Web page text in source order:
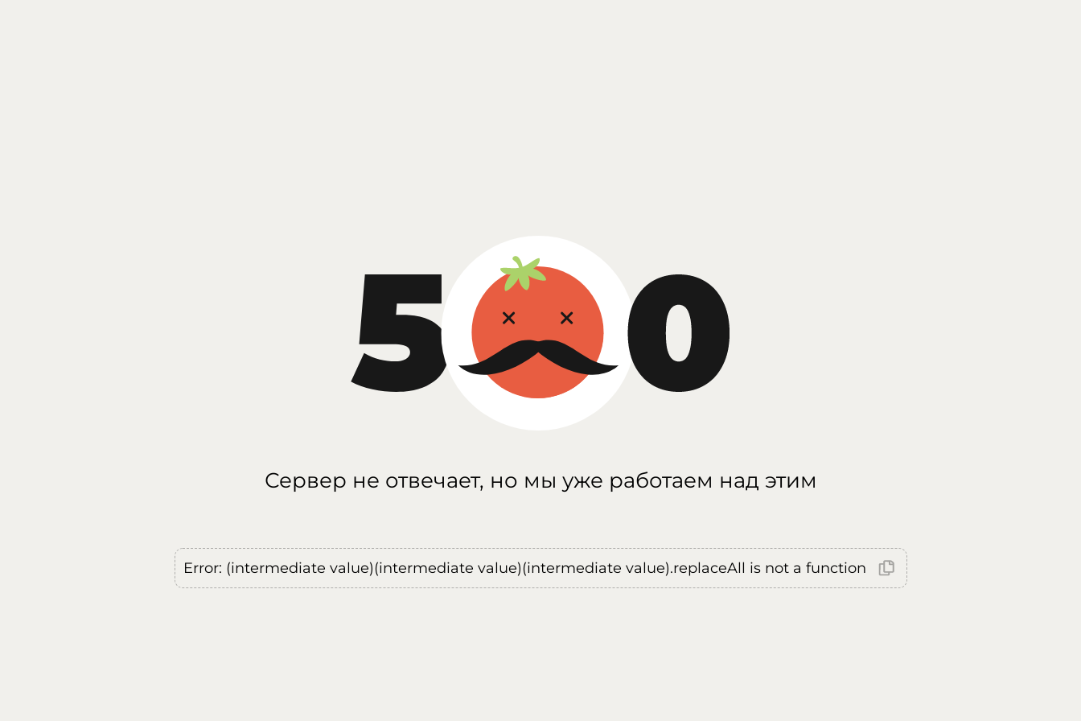
Сервер не отвечает, но мы уже работаем над этим
Error: (intermediate value)(intermediate value)(intermediate value).replaceAll is not a function